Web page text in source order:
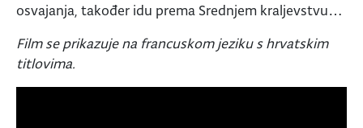
osvajanja, također idu prema Srednjem kraljevstvu…
Film se prikazuje na francuskom jeziku s hrvatskim
titlovima.